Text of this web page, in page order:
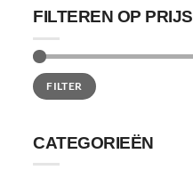
FILTEREN OP PRIJS
Min.
prijs
Max.
prijsFILTER
CATEGORIEËN